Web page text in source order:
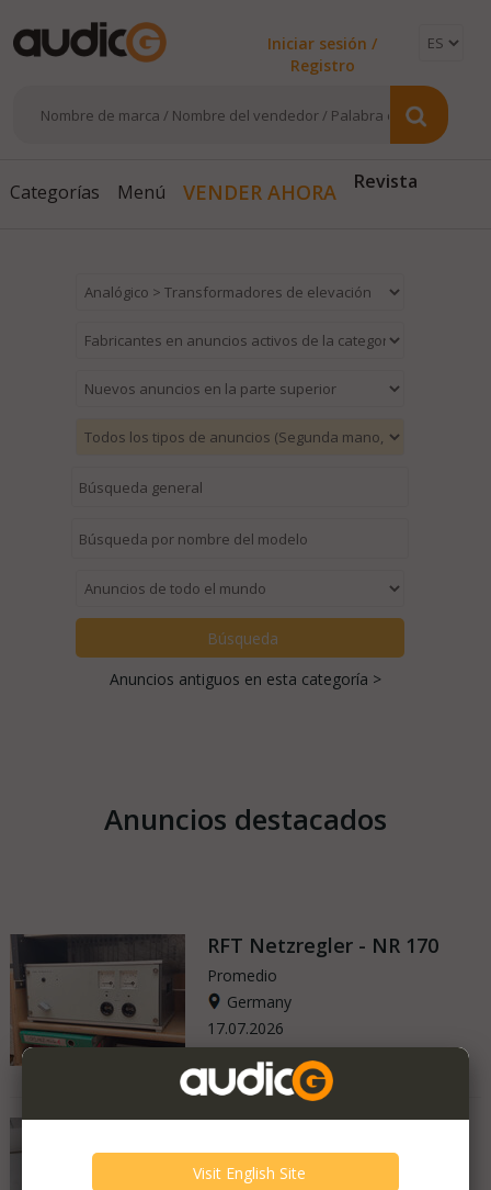
Iniciar sesión /
Registro
Categorías Menú VENDER AHORA Revista
Anuncios antiguos en esta categoría >
Anuncios destacados
RFT Netzregler - NR 170
Promedio
Germany
17.07.2026
Murasakino - Nobala
Muy bueno - Como nuevo
United Kingdom